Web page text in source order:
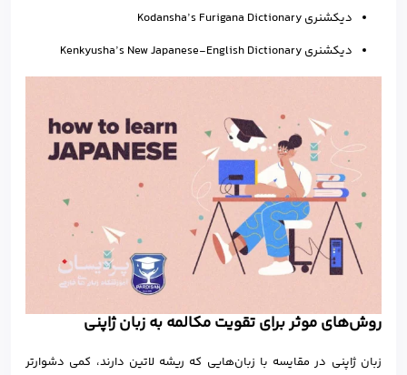
دیکشنری Kodansha’s Furigana Dictionary
دیکشنری Kenkyusha’s New Japanese-English Dictionary
روش‌های موثر برای تقویت مکالمه به زبان ژاپنی
زبان ژاپنی در مقایسه با زبان‌هایی که ریشه لاتین دارند، کمی دشوارتر